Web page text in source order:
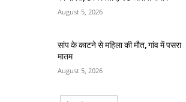
August 5, 2026
सांप के काटने से महिला की मौत, गांव में पसरा
मातम
August 5, 2026